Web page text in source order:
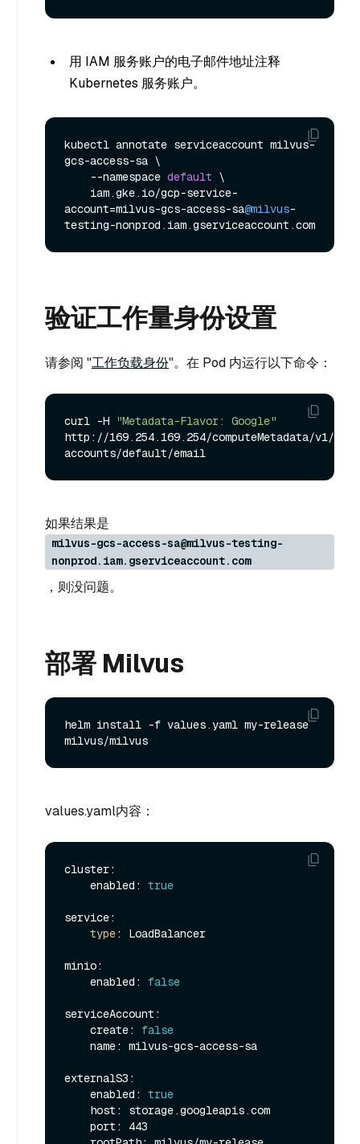
用 IAM 服务账户的电子邮件地址注释
Kubernetes 服务账户。
kubectl annotate serviceaccount milvus-
gcs-access-sa \
    --namespace
default \
account=milvus-gcs-access-sa@milvus-
验证工作量身份设置
请参阅 "工作负载身份"。在 Pod 内运行以下命令：
curl -H "Metadata-Flavor: Google"
http://169.254.169.254/computeMetadata/v1/
如果结果是
milvus-gcs-access-sa@milvus-testing-
nonprod.iam.gserviceaccount.com
，则没问题。
部署 Milvus
helm install -f values.yaml my-release
values.yaml内容：
cluster:
    enabled:
true
service:
type: LoadBalancer
minio:
    enabled:
false
serviceAccount:
    create:
false
externalS3:
    enabled:
true